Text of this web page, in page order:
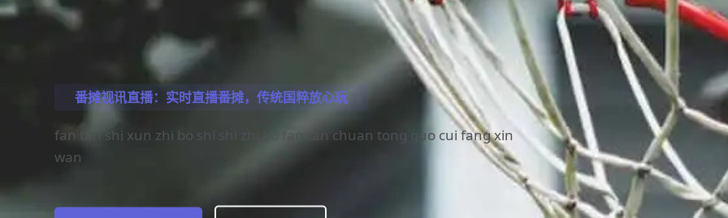
番摊视讯直播：实时直播番摊，传统国粹放心玩
fan tan shi xun zhi bo shi shi zhi bo fan tan chuan tong guo cui fang xin
wan